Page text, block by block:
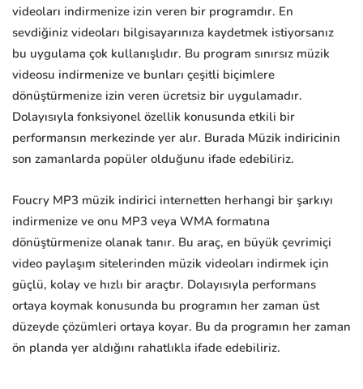
videoları indirmenize izin veren bir programdır. En
sevdiğiniz videoları bilgisayarınıza kaydetmek istiyorsanız
bu uygulama çok kullanışlıdır. Bu program sınırsız müzik
videosu indirmenize ve bunları çeşitli biçimlere
dönüştürmenize izin veren ücretsiz bir uygulamadır.
Dolayısıyla fonksiyonel özellik konusunda etkili bir
performansın merkezinde yer alır. Burada Müzik indiricinin
son zamanlarda popüler olduğunu ifade edebiliriz.
Foucry MP3 müzik indirici internetten herhangi bir şarkıyı
indirmenize ve onu MP3 veya WMA formatına
dönüştürmenize olanak tanır. Bu araç, en büyük çevrimiçi
video paylaşım sitelerinden müzik videoları indirmek için
güçlü, kolay ve hızlı bir araçtır. Dolayısıyla performans
ortaya koymak konusunda bu programın her zaman üst
düzeyde çözümleri ortaya koyar. Bu da programın her zaman
ön planda yer aldığını rahatlıkla ifade edebiliriz.